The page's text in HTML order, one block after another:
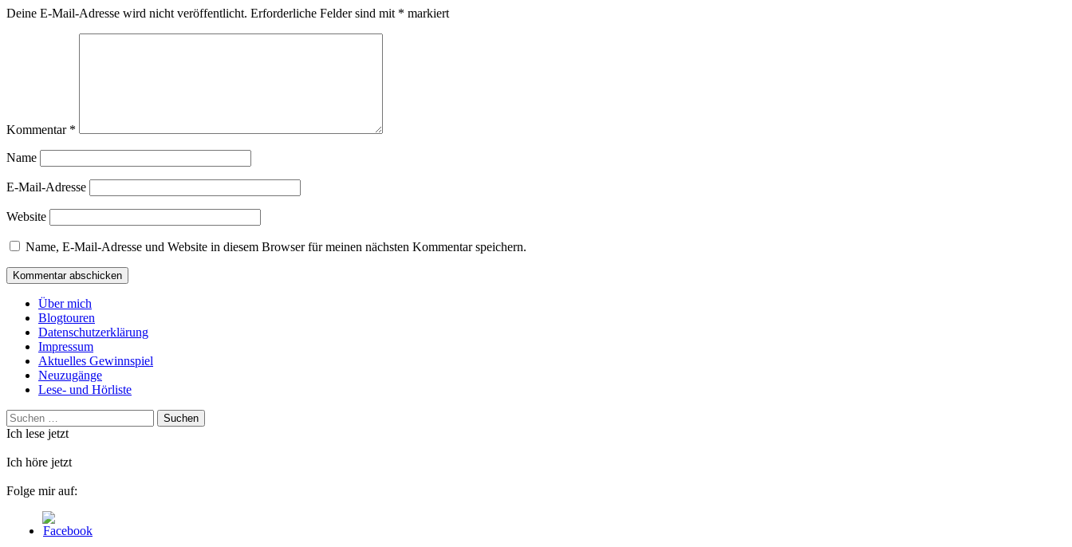
Deine E-Mail-Adresse wird nicht veröffentlicht. Erforderliche Felder sind mit * markiert
Kommentar *
Name
E-Mail-Adresse
Website
Name, E-Mail-Adresse und Website in diesem Browser für meinen nächsten Kommentar speichern.
Über mich
Blogtouren
Datenschutzerklärung
Impressum
Aktuelles Gewinnspiel
Neuzugänge
Lese- und Hörliste
Suchen
nach:
Ich lese jetzt
Ich höre jetzt
Folge mir auf: